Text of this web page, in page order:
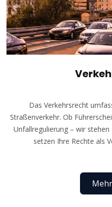
Das Verkehrsrecht
Straßenverkehr. Ob
Unfallregulierung – wir
setzen Ihre Rechte als